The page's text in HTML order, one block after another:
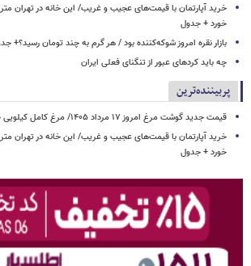
خورد + جدول
بازار نقره امروز شوکه‌کننده بود / هر گرم به چند تومان رسید؟+
چه باید کردهای عبور از تنگنای فعلی ایران
پربیننده‌ترین
قیمت جدید گوشت مرغ امروز ۱۷ مرداد ۱۴۰۵/ مرغ کامل کیلویی چند شد؟ + جدول
خورد + جدول